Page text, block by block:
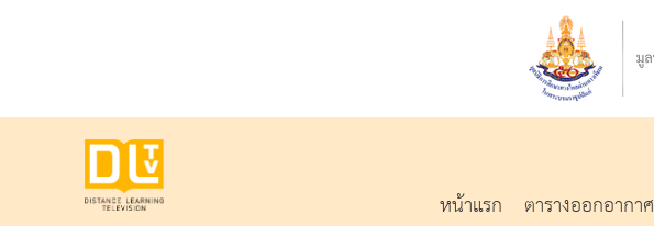
หน้าแรก ตารางออกอากาศ